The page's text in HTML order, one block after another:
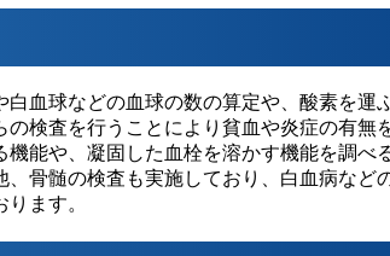
白血球などの血球の数の算定や、酸素を運
の検査を行うことにより貧血や炎症の有無
機能や、凝固した血栓を溶かす機能を調べ
、骨髄の検査も実施しており、白血病など
ます。